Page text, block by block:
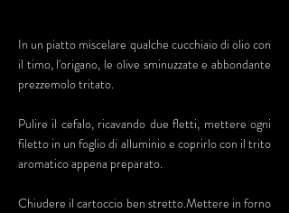
In un piatto miscelare qualche cucchiaio di olio con
il timo, l'origano, le olive sminuzzate e abbondante
prezzemolo tritato.
Pulire il cefalo, ricavando due fletti, mettere ogni
filetto in un foglio di alluminio e coprirlo con il trito
aromatico appena preparato.
Chiudere il cartoccio ben stretto.Mettere in forno